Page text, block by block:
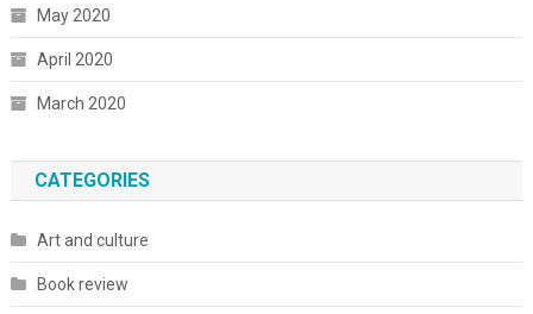
May 2020
April 2020
March 2020
CATEGORIES
Art and culture
Book review